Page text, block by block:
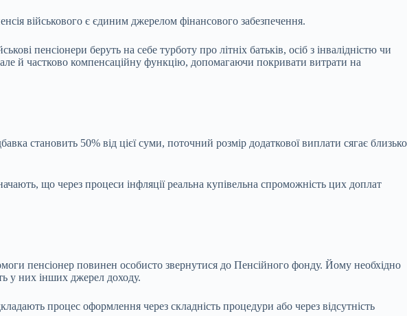
військового є єдиним джерелом фінансового забезпечення.
пенсіонери беруть на себе турботу про літніх батьків, осіб з інвалідністю чи
й частково компенсаційну функцію, допомагаючи покривати витрати на
становить 50% від цієї суми, поточний розмір додаткової виплати сягає близько
що через процеси інфляції реальна купівельна спроможність цих доплат
пенсіонер повинен особисто звернутися до Пенсійного фонду. Йому необхідно
у них інших джерел доходу.
процес оформлення через складність процедури або через відсутність